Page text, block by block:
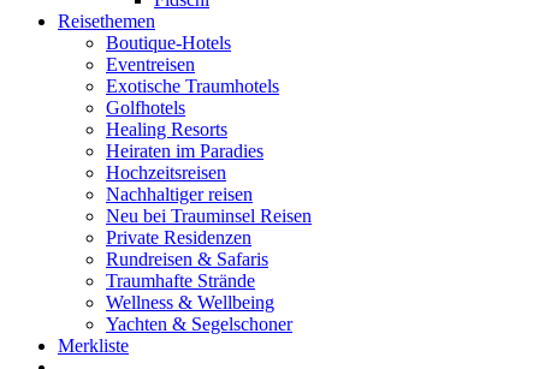
Reisethemen
Boutique-Hotels
Eventreisen
Exotische Traumhotels
Golfhotels
Healing Resorts
Heiraten im Paradies
Hochzeitsreisen
Nachhaltiger reisen
Neu bei Trauminsel Reisen
Private Residenzen
Rundreisen & Safaris
Traumhafte Strände
Wellness & Wellbeing
Yachten & Segelschoner
Merkliste